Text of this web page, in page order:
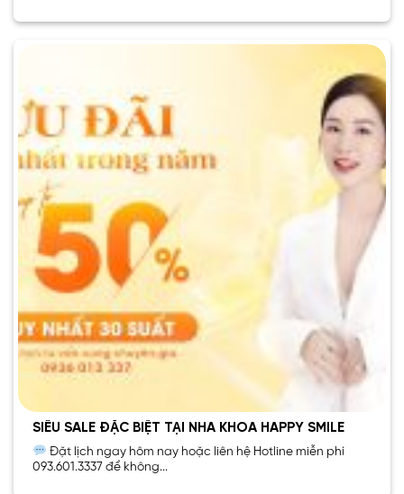
SIÊU SALE ĐẶC BIỆT TẠI NHA KHOA HAPPY SMILE
Đặt lịch ngay hôm nay hoặc liên hệ Hotline miễn phí
093.601.3337 để không...